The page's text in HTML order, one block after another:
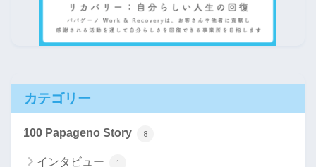
カテゴリー
100 Papageno Story 8
インタビュー 1